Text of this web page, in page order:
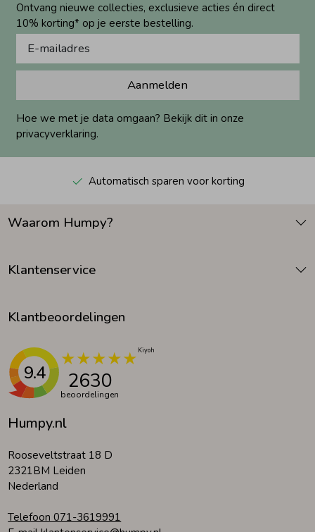
Ontvang nieuwe collecties, exclusieve acties én direct
10% korting* op je eerste bestelling.
Aanmelden
Hoe we met je data omgaan? Bekijk dit in onze
privacyverklaring.
Automatisch sparen voor korting
Humpy.nl
Rooseveltstraat 18 D
2321BM Leiden
Nederland
Telefoon 071-3619991
Waarom Humpy?
Klantenservice
Klantbeoordelingen
9.4 2630
beoordelingen